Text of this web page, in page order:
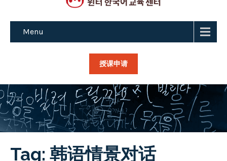
Menu
授课申请
Tag: 韩语情景对话